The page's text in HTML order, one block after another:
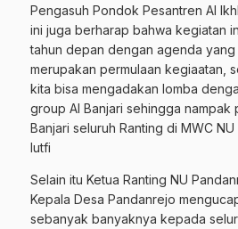
Pengasuh Pondok Pesantren Al
ini juga berharap bahwa kegiatan
tahun depan dengan agenda yang
merupakan permulaan kegiaatan,
kita bisa mengadakan lomba
group Al Banjari sehingga nampak
Banjari seluruh Ranting di MWC NU
lutfi
Selain itu Ketua Ranting NU
Kepala Desa Pandanrejo
sebanyak banyaknya kepada